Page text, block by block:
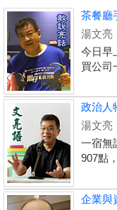
茶餐廳
湯文亮
今日早
買公司
政治人
湯文亮
一宿無
907點
企業與